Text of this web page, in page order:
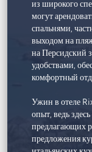
Бар соков
НОМЕРА И
245 номеров
роскошных
45 люксов от
бассейном
2
СПА И
из широкого
могут
спальнями,
выходом на
на Персидский
удобствами,
комфортный
Ужин в отеле
опыт, ведь
предлагающих
предложения